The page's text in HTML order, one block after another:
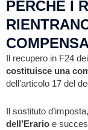
PERCHÉ I
Il recupero in F24
costituisce una
dell’articolo 17 del
Il sostituto
dell’Erario e